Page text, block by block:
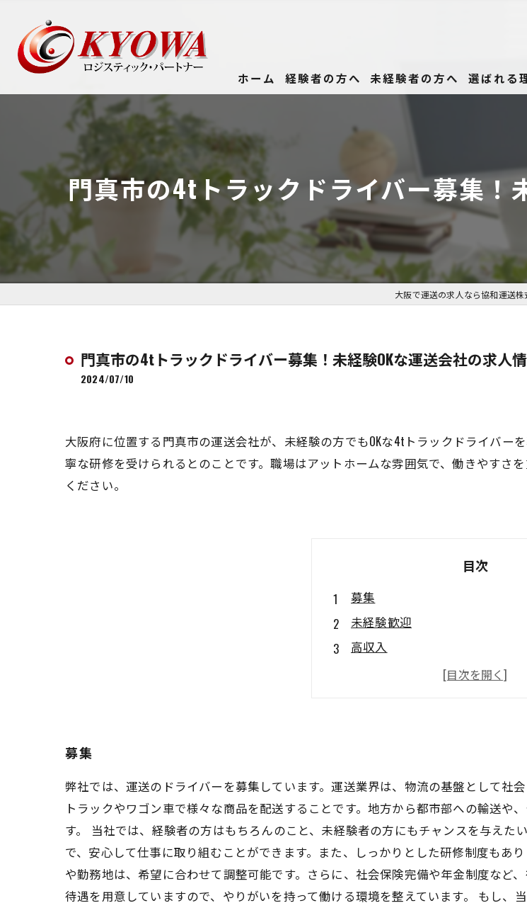
ホーム 経験者の方へ 未経験者の方へ 選ばれる
門真市の4tトラックドライバー募集！
大阪で運送の求人なら協和運送株
門真市の4tトラックドライバー募集！未経験OKな運送会社の求人
2024/07/10
大阪府に位置する門真市の運送会社が、未経験の方でもOKな4tトラックドライバ
寧な研修を受けられるとのことです。職場はアットホームな雰囲気で、働きやすさ
ください。
目次
募集
未経験歓迎
高収入
募集
弊社では、運送のドライバーを募集しています。運送業界は、物流の基盤として社
トラックやワゴン車で様々な商品を配送することです。地方から都市部への輸送や
す。 当社では、経験者の方はもちろんのこと、未経験者の方にもチャンスを与え
で、安心して仕事に取り組むことができます。また、しっかりとした研修制度もあ
や勤務地は、希望に合わせて調整可能です。さらに、社会保険完備や年金制度など
待遇を用意していますので、やりがいを持って働ける環境を整えています。 もし、